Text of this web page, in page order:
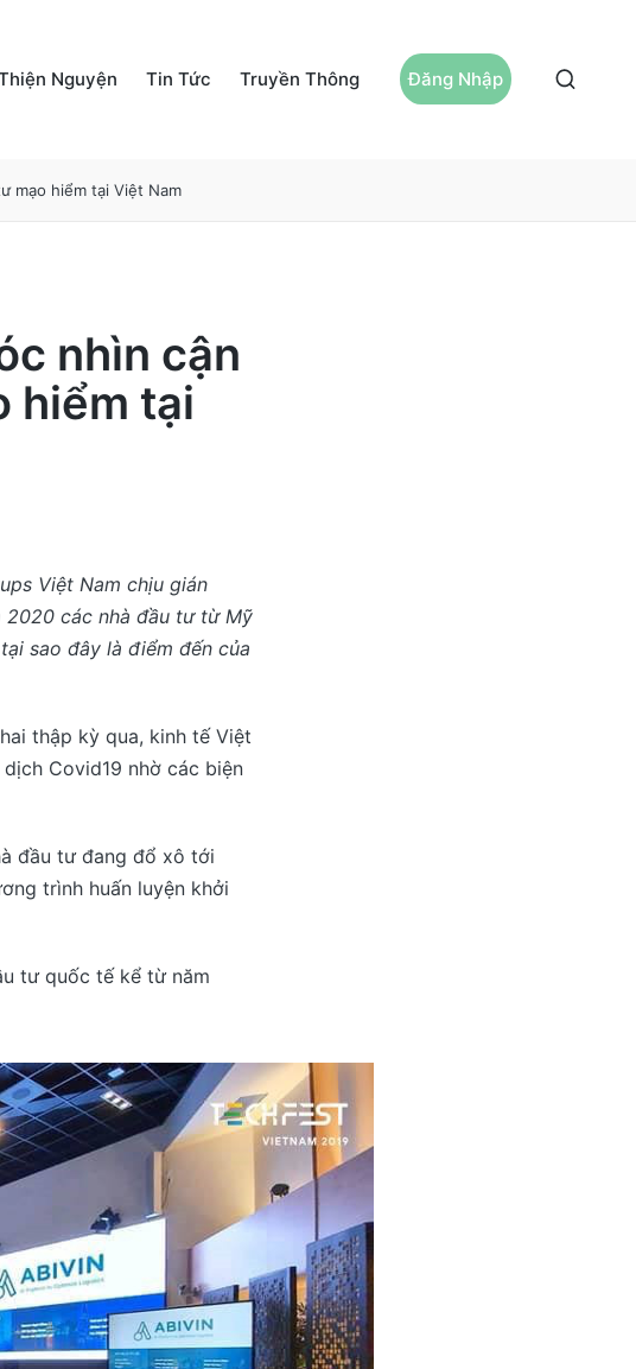
Nguyện Tin Tức Truyền Thông Đăng Nhập
mạo hiểm tại Việt Nam
nhìn cận
hiểm tại
Việt Nam chịu gián
2020 các nhà đầu tư từ Mỹ
sao đây là điểm đến của
thập kỳ qua, kinh tế Việt
Covid19 nhờ các biện
đầu tư đang đổ xô tới
trình huấn luyện khởi
tư quốc tế kể từ năm